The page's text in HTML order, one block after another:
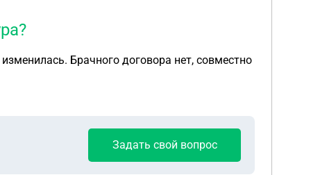
Брачного договора нет, совместно
Задать свой вопрос